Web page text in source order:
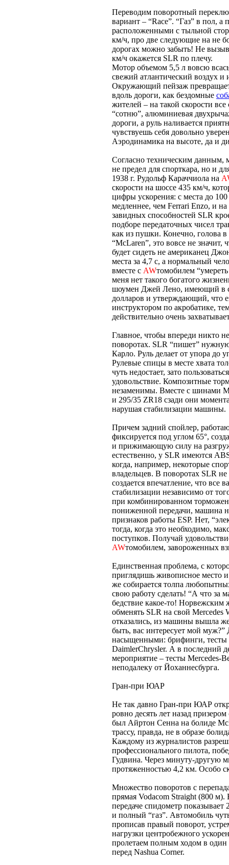
Переводим поворотный
вариант – “Race”. “Газ” в пол,
расположенными с тыльной
км/ч, про две следующие на не
дорогах можно забыть! Не
км/ч окажется SLR по плечу.
Мотор объемом 5,5 л вовсю
свежий атлантический воздух и
Окружающий пейзаж
вдоль дороги, как бездомные
жителей – на такой скорости
“сотню”, алюминиевая
дороги, а руль наливается
чувствуешь себя довольно
Аэродинамика на высоте, да и
Согласно техническим данным,
не предел для спорткара, но и
1938 г. Рудольф Караччиола на
скорости на шоссе 435 км/ч,
цифры ускорения: с места до 100
медленнее, чем Ferrari Enzo, и
завидных способностей SLR
подборе передаточных чисел
как из пушки. Конечно, голова в
“McLaren”, это вовсе не
будет сидеть не американец
места за 4,7 с, а нормальный
вместе с AWтомобилем
меня нет такого богатого
шоумен Джей Лено, имеющий в
долларов и утверждающий, что
инструктором по акробатике,
действительно очень
Главное, чтобы впереди никто
поворотах. SLR “пишет”
Карло. Руль делает от упора до
Рулевые спицы в месте хвата
чуть недостает, зато
удовольствие. Композитные
незаменимы. Вместе с шинами
и 295/35 ZR18 сзади они
нарушая стабилизации машины.
Причем задний спойлер,
фиксируется под углом 65°,
и прижимающую силу на
естественно, у SLR имеются
когда, например, некоторые
владельцев. В поворотах SLR
создается впечатление, что
стабилизации независимо от
при комбинированном
пониженной передачи, машина
признаков работы ESP. Нет,
тогда, когда это необходимо,
поступков. Получай
AWтомобилем, завороженных
Единственная проблема, с
приглядишь живописное место
же собирается толпа
свою работу сделать! “А что за
бедствие какое-то!
обменять SLR на свой
отказались, из машины вышла
быть, вас интересует мой
насыщенными: брифинги, тесты
DaimlerChrysler. А в последний
мероприятие – тесты Mercedes-
неподалеку от Йоханнесбурга.
Гран-при ЮАР
Не так давно Гран-при ЮАР
ровно десять лет назад
был Айртон Сенна на болиде
трассу, правда, не в образе
Каждому из журналистов
профессионального пилота,
Гудвина. Через минуту-другую
протяженностью 4,2 км. Особо
Множество поворотов с
прямая Vodacom Straight (800
передаче спидометр
и полный “газ”. Автомобиль
прописав правый поворот,
нагрузки центробежного
пролетаем полным ходом в
перед Nashua Corner.